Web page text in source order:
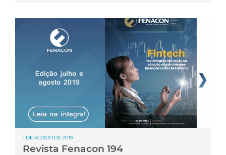
1 DE AGOSTO DE 2019
Revista Fenacon 194